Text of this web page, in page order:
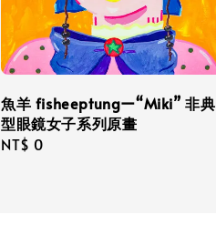
魚羊 fisheeptungー“Miki” 非典
型眼鏡女子系列原畫
Regular
NT$ 0